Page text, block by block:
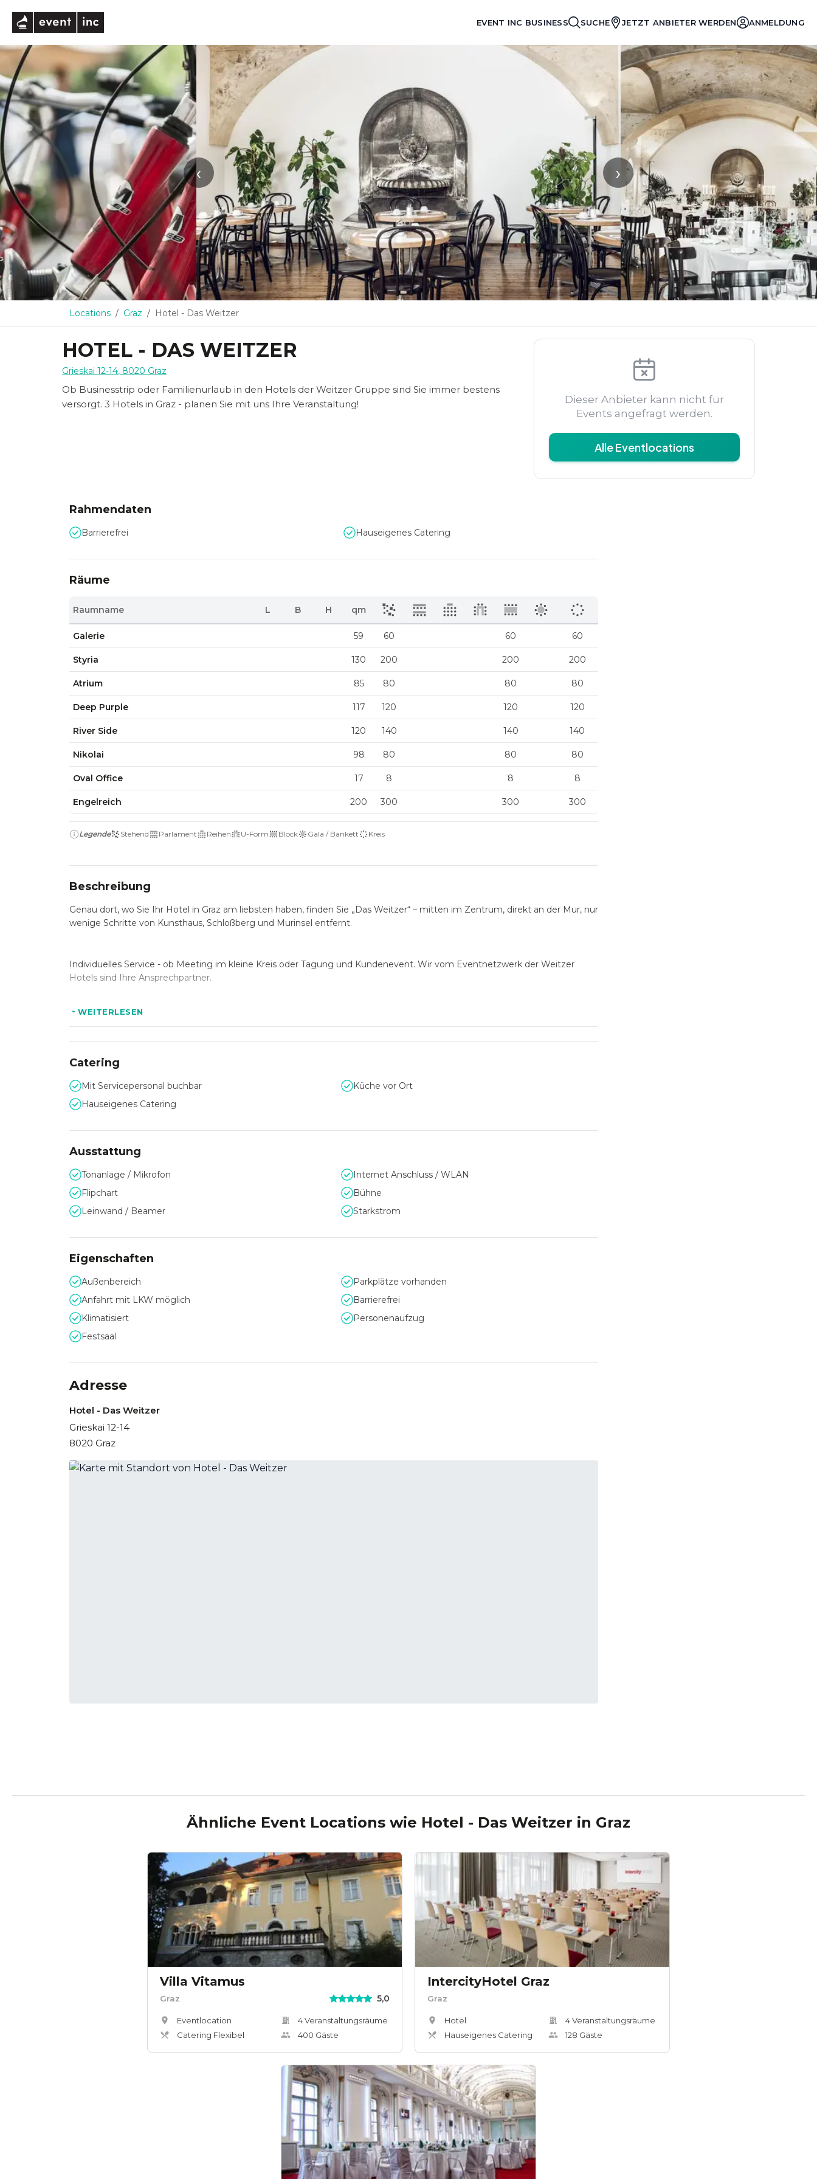
EVENT INC BUSINESS SUCHE JETZT ANBIETER WERDEN ANMELDUNG
‹ ›
Locations Graz Hotel - Das Weitzer
HOTEL - DAS WEITZER
Grieskai 12-14, 8020 Graz
Ob Businesstrip oder Familienurlaub in den Hotels der Weitzer Gruppe sind Sie immer bestens
versorgt. 3 Hotels in Graz - planen Sie mit uns Ihre Veranstaltung!
Dieser Anbieter kann nicht für
Events angefragt werden.
Alle Eventlocations
Rahmendaten
Barrierefrei Hauseigenes Catering
Räume
Raumname L B H qm
Galerie 59 60 60 60
Styria 130 200 200 200
Atrium 85 80 80 80
Deep Purple 117 120 120 120
River Side 120 140 140 140
Nikolai 98 80 80 80
Oval Office 17 8 8 8
Engelreich 200 300 300 300
Legende Stehend Parlament Reihen U-Form Block Gala / Bankett Kreis
Beschreibung
Genau dort, wo Sie Ihr Hotel in Graz am liebsten haben, finden Sie „Das Weitzer“ – mitten im Zentrum, direkt an der Mur, nur
wenige Schritte von Kunsthaus, Schloßberg und Murinsel entfernt.
Individuelles Service - ob Meeting im kleine Kreis oder Tagung und Kundenevent. Wir vom Eventnetzwerk der Weitzer
Hotels sind Ihre Ansprechpartner.
der Weitzer Gruppe! 3 Hotels in Graz = 1. Ansprechpartner
WEITERLESEN
Catering
Mit Servicepersonal buchbar
Küche vor Ort
Hauseigenes Catering
Ausstattung
Tonanlage / Mikrofon
Internet Anschluss / WLAN
Flipchart
Bühne
Leinwand / Beamer
Starkstrom
Eigenschaften
Außenbereich
Parkplätze vorhanden
Anfahrt mit LKW möglich
Barrierefrei
Klimatisiert
Personenaufzug
Festsaal
Adresse
Hotel - Das Weitzer
Grieskai 12-14
8020 Graz
Ähnliche Event Locations wie Hotel - Das Weitzer in Graz
Villa Vitamus
Graz 5,0
Eventlocation
Catering Flexibel
4Veranstaltungsräume
400 Gäste
IntercityHotel Graz
Graz
Hotel
Hauseigenes Catering
4Veranstaltungsräume
128 Gäste